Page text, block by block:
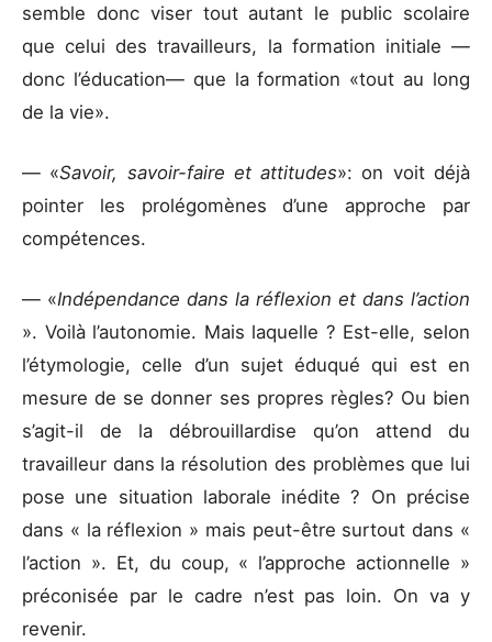
semble donc viser tout autant le public scolaire
que celui des travailleurs, la formation initiale —
donc l’éducation— que la formation «tout au long
de la vie».
— «Savoir, savoir-faire et attitudes»: on voit déjà
pointer les prolégomènes d’une approche par
compétences.
— «Indépendance dans la réflexion et dans l’action
». Voilà l’autonomie. Mais laquelle ? Est-elle, selon
l’étymologie, celle d’un sujet éduqué qui est en
mesure de se donner ses propres règles? Ou bien
s’agit-il de la débrouillardise qu’on attend du
travailleur dans la résolution des problèmes que lui
pose une situation laborale inédite ? On précise
dans « la réflexion » mais peut-être surtout dans «
l’action ». Et, du coup, « l’approche actionnelle »
préconisée par le cadre n’est pas loin. On va y
revenir.